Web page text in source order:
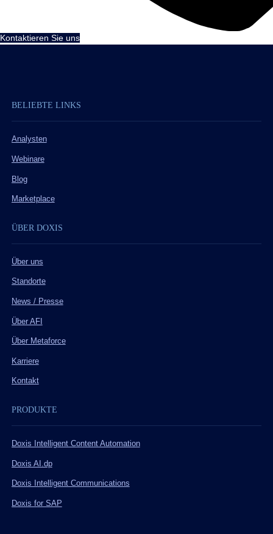
Kontaktieren Sie uns
BELIEBTE LINKS
Analysten
Webinare
Blog
Marketplace
ÜBER DOXIS
Über uns
Standorte
News / Presse
Über AFI
Über Metaforce
Karriere
Kontakt
PRODUKTE
Doxis Intelligent Content Automation
Doxis AI.dp
Doxis Intelligent Communications
Doxis for SAP